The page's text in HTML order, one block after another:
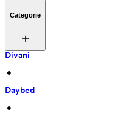
Categorie
Divani
•
Daybed
•